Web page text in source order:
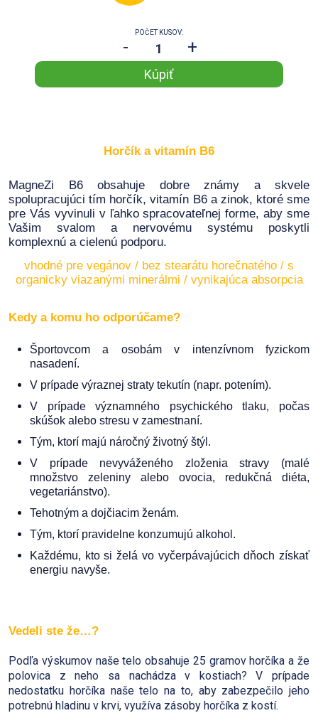
POČET KUSOV:
- +
Horčík a vitamín B6
MagneZi B6 obsahuje dobre známy a skvele
spolupracujúci tím horčík, vitamín B6 a zinok, ktoré sme
pre Vás vyvinuli v ľahko spracovateľnej forme, aby sme
Vašim svalom a nervovému systému poskytli
komplexnú a cielenú podporu.
vhodné pre vegánov / bez stearátu horečnatého / s
organicky viazanými minerálmi / vynikajúca absorpcia
Kedy a komu ho odporúčame?
Športovcom a osobám v intenzívnom fyzickom
nasadení.
V prípade výraznej straty tekutín (napr. potením).
V prípade významného psychického tlaku, počas
skúšok alebo stresu v zamestnaní.
Tým, ktorí majú náročný životný štýl.
V prípade nevyváženého zloženia stravy (malé
množstvo zeleniny alebo ovocia, redukčná diéta,
vegetariánstvo).
Tehotným a dojčiacim ženám.
Tým, ktorí pravidelne konzumujú alkohol.
Každému, kto si želá vo vyčerpávajúcich dňoch získať
energiu navyše.
Vedeli ste že…?
Podľa výskumov naše telo obsahuje 25 gramov horčíka a že
polovica z neho sa nachádza v kostiach? V prípade
nedostatku horčíka naše telo na to, aby zabezpečilo jeho
potrebnú hladinu v krvi, využíva zásoby horčíka z kostí.